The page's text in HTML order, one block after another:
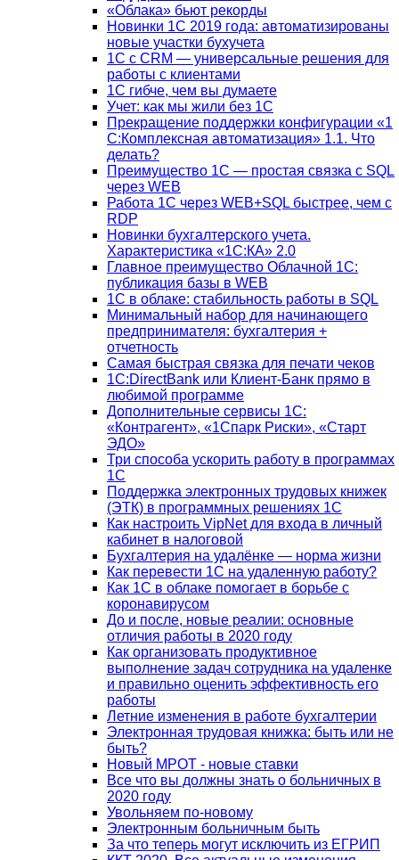
«Облака» бьют рекорды
Новинки 1С 2019 года: автоматизированы
новые участки бухучета
1С с CRM — универсальные решения для
работы с клиентами
1С гибче, чем вы думаете
Учет: как мы жили без 1С
Прекращение поддержки конфигурации «1
С:Комплексная автоматизация» 1.1. Что
делать?
Преимущество 1С — простая связка с SQL
через WEB
Работа 1С через WEB+SQL быстрее, чем с
RDP
Новинки бухгалтерского учета.
Характеристика «1С:КА» 2.0
Главное преимущество Облачной 1С:
публикация базы в WEB
1С в облаке: стабильность работы в SQL
Минимальный набор для начинающего
предпринимателя: бухгалтерия +
отчетность
Самая быстрая связка для печати чеков
1С:DirectBank или Клиент-Банк прямо в
любимой программе
Дополнительные сервисы 1С:
«Контрагент», «1Спарк Риски», «Старт
ЭДО»
Три способа ускорить работу в программах
1С
Поддержка электронных трудовых книжек
(ЭТК) в программных решениях 1С
Как настроить VipNet для входа в личный
кабинет в налоговой
Бухгалтерия на удалёнке — норма жизни
Как перевести 1С на удаленную работу?
Как 1С в облаке помогает в борьбе с
коронавирусом
До и после, новые реалии: основные
отличия работы в 2020 году
Как организовать продуктивное
выполнение задач сотрудника на удаленке
и правильно оценить эффективность его
работы
Летние изменения в работе бухгалтерии
Электронная трудовая книжка: быть или не
быть?
Новый МРОТ - новые ставки
Все что вы должны знать о больничных в
2020 году
Увольняем по-новому
Электронным больничным быть
За что теперь могут исключить из ЕГРИП